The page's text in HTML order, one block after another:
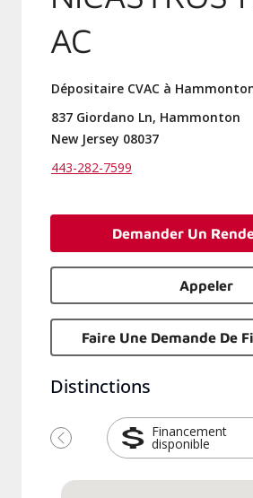
AC
Dépositaire CVAC à
837 Giordano Ln, Hammonton
New Jersey 08037
443-282-7599
Demander Un
Appeler
Faire Une Demande De
Distinctions
Financement
disponible
Précédent